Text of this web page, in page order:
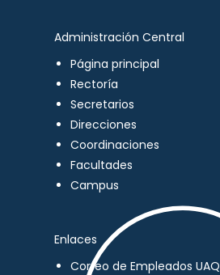
Administración Central
Página principal
Rectoría
Secretarios
Direcciones
Coordinaciones
Facultades
Campus
Enlaces
Correo de Empleados UAQ